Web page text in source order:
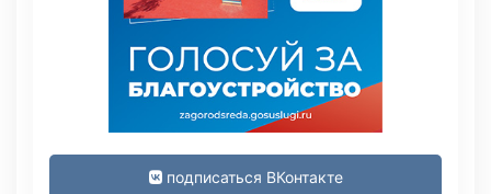
подписаться ВКонтакте